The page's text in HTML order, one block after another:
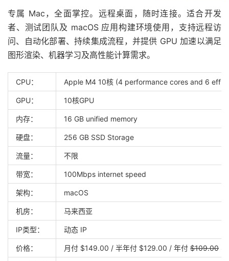
专属 Mac，全面掌控。远程桌面，随时连接。适合开发
者、测试团队及 macOS 应用构建环境使用，支持远程访
问、自动化部署、持续集成流程，并提供 GPU 加速以满足
图形渲染、机器学习及高性能计算需求。
CPU： Apple M4 10核 (4 performance cores and 6
GPU： 10核GPU
内存： 16 GB unified memory
硬盘： 256 GB SSD Storage
流量： 不限
带宽： 100Mbps internet speed
架构： macOS
机房： 马来西亚
IP类型： 动态 IP
价格： 月付 $149.00 / 半年付 $129.00 / 年付 $109.00